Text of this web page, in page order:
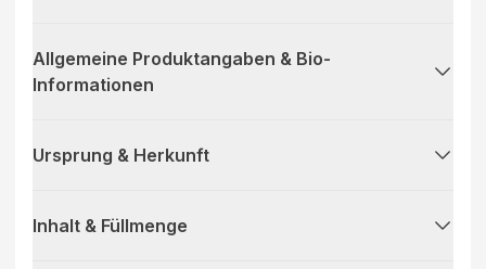
Allgemeine Produktangaben & Bio-
Informationen
Ursprung & Herkunft
Inhalt & Füllmenge